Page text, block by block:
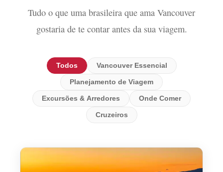
Tudo o que uma brasileira que ama Vancouver
gostaria de te contar antes da sua viagem.
Todos Vancouver Essencial
Planejamento de Viagem
Excursões & Arredores Onde Comer
Cruzeiros